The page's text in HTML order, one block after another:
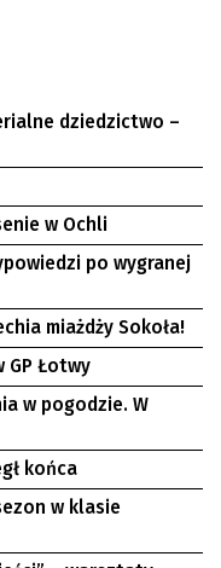
dziedzictwo –
w Ochli
po wygranej
miażdży Sokoła!
GP Łotwy
w pogodzie. W
końca
w klasie